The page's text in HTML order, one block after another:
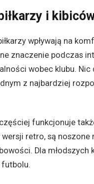
i
wpływają na
znaczenie podczas
wobec klubu.
z najbardziej
funkcjonuje
retro, są
Dla
futbolu.